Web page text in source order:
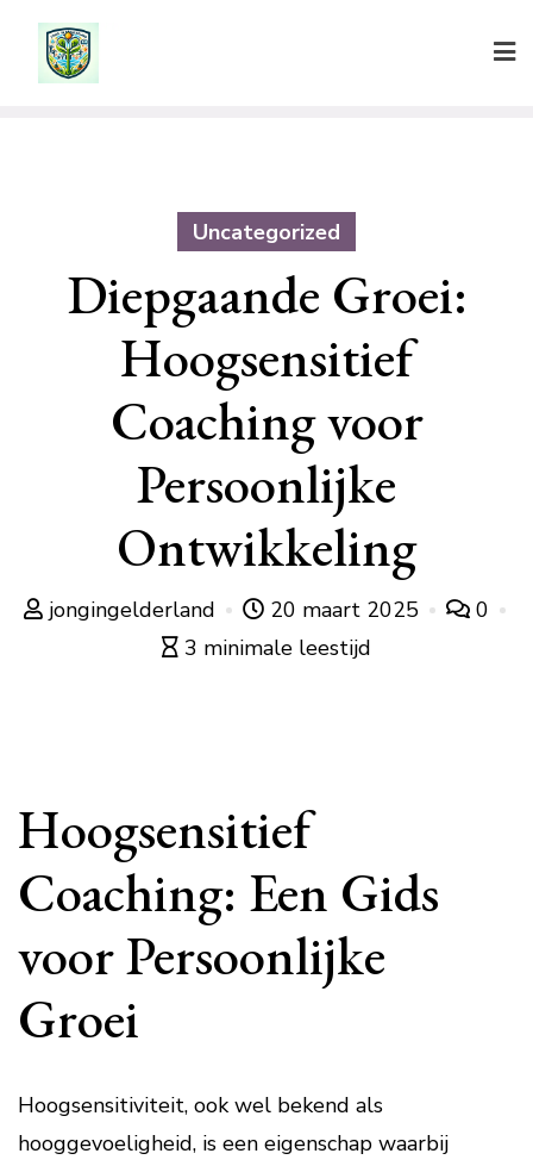
Uncategorized
Diepgaande Groei:
Hoogsensitief
Coaching voor
Persoonlijke
Ontwikkeling
jongingelderland 20 maart 2025
0
3 minimale leestijd
Hoogsensitief
Coaching: Een Gids
voor Persoonlijke
Groei
Hoogsensitiviteit, ook wel bekend als
hooggevoeligheid, is een eigenschap waarbij